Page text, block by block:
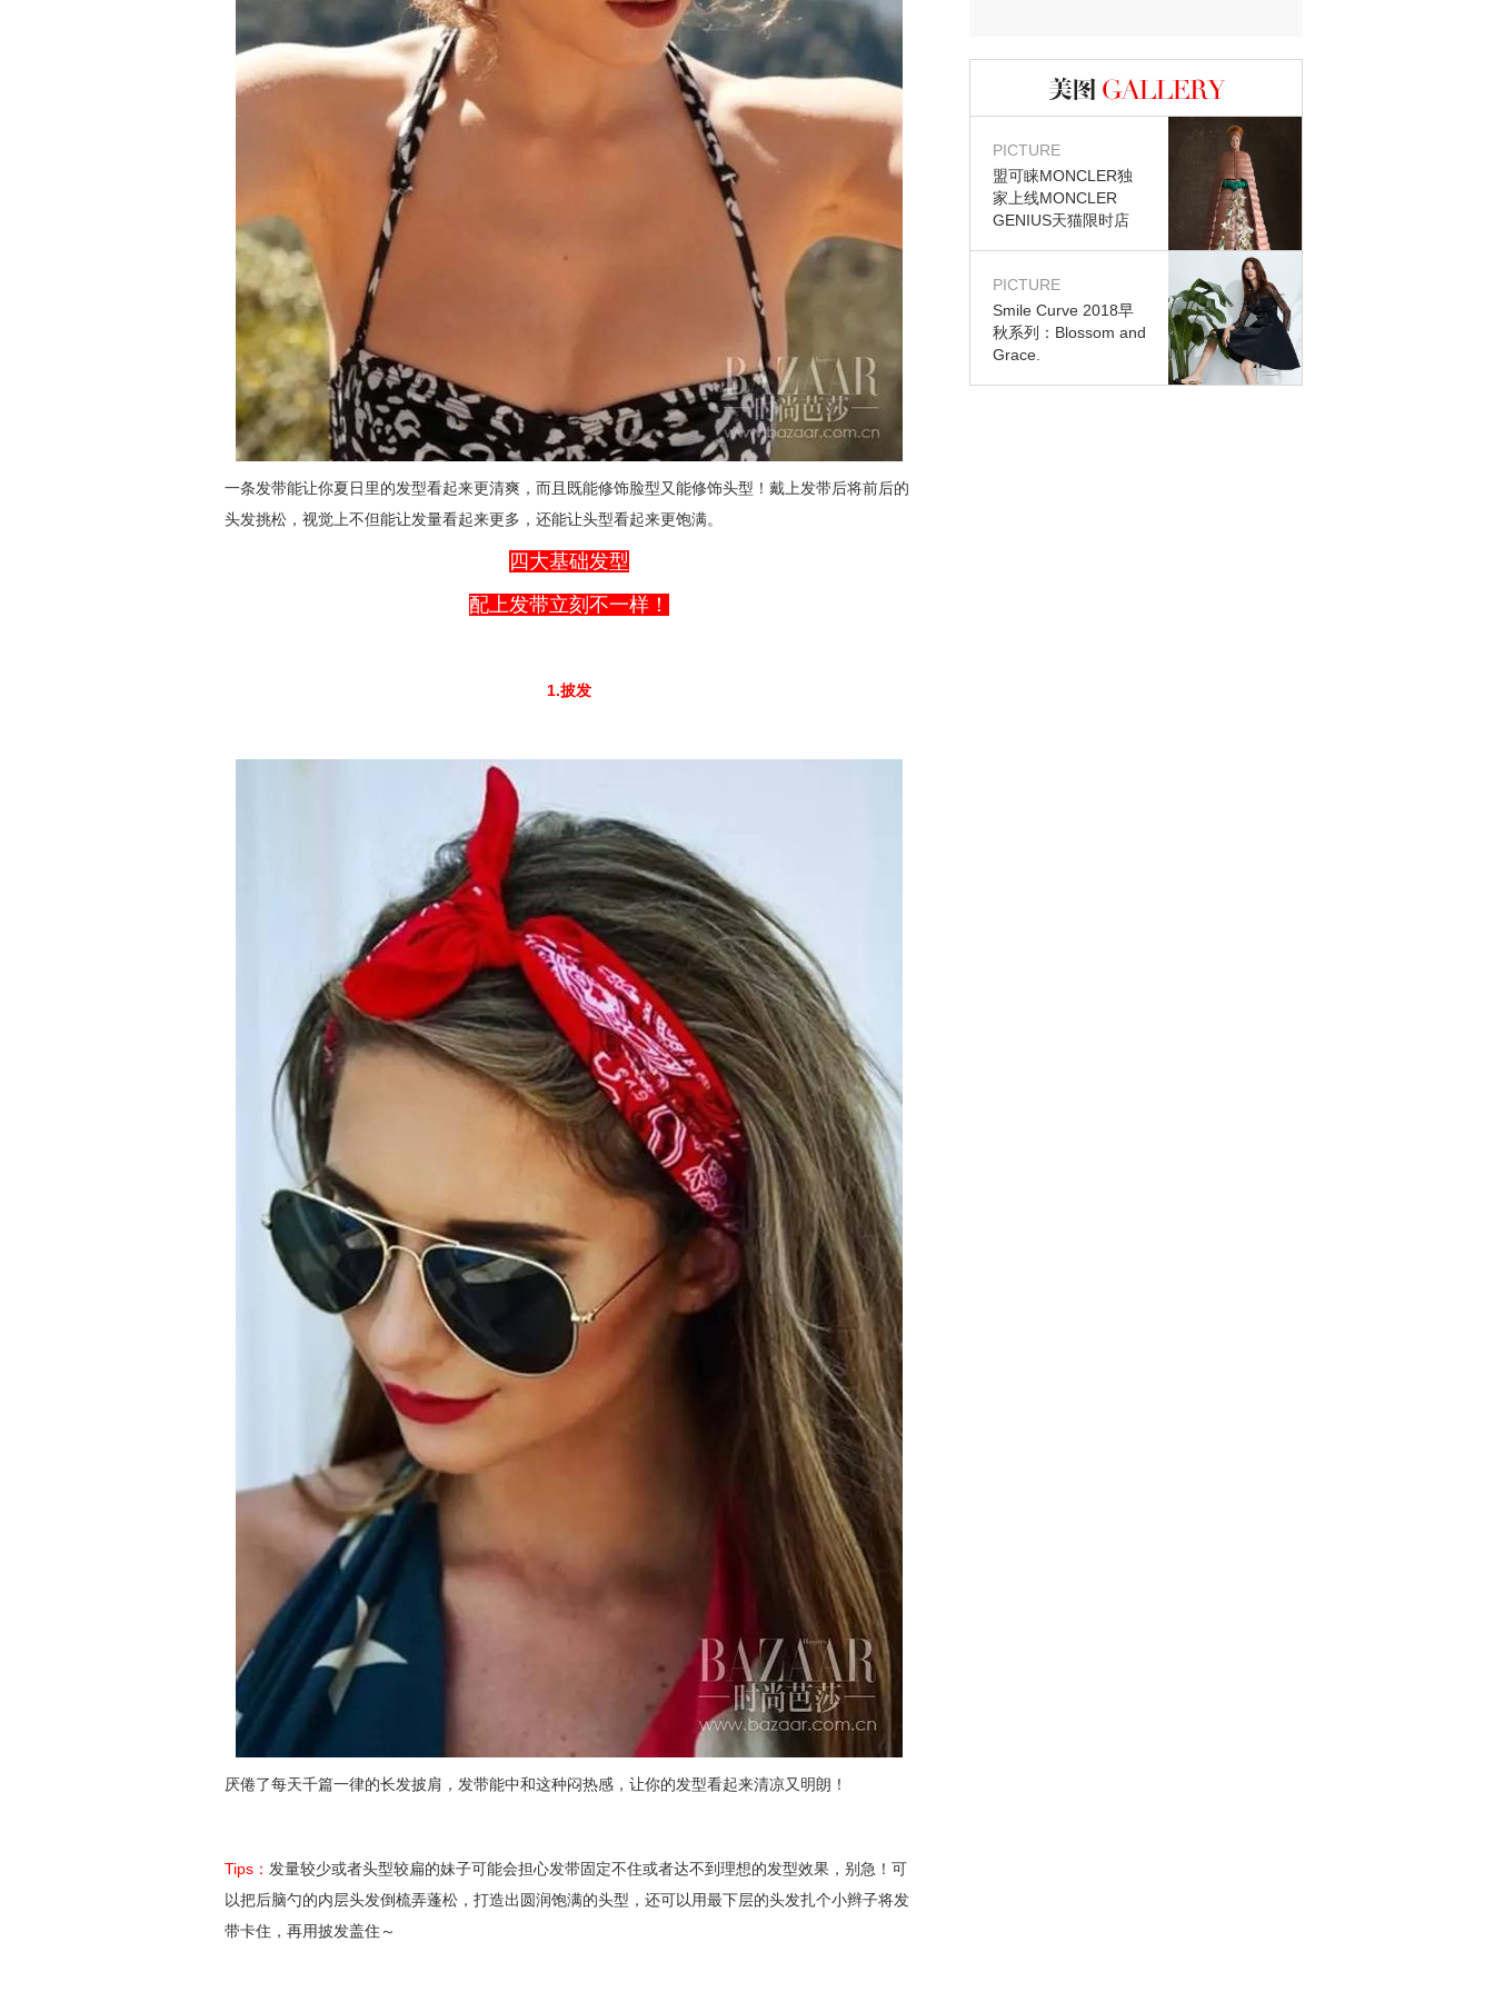
一条发带能让你夏日里的发型看起来更清爽，而且既能修饰脸型又能修饰头型！戴上发带后将前后的
头发挑松，视觉上不但能让发量看起来更多，还能让头型看起来更饱满。
四大基础发型
配上发带立刻不一样！
1.披发
厌倦了每天千篇一律的长发披肩，发带能中和这种闷热感，让你的发型看起来清凉又明朗！
Tips： 发量较少或者头型较扁的妹子可能会担心发带固定不住或者达不到理想的发型效果，别急！可
以把后脑勺的内层头发倒梳弄蓬松，打造出圆润饱满的头型，还可以用最下层的头发扎个小辫子将发
带卡住，再用披发盖住～
图库
PICTURE
盟可睐MONCLER独
家上线MONCLER
GENIUS天猫限时店
PICTURE
Smile Curve 2018早
秋系列：Blossom and
Grace.